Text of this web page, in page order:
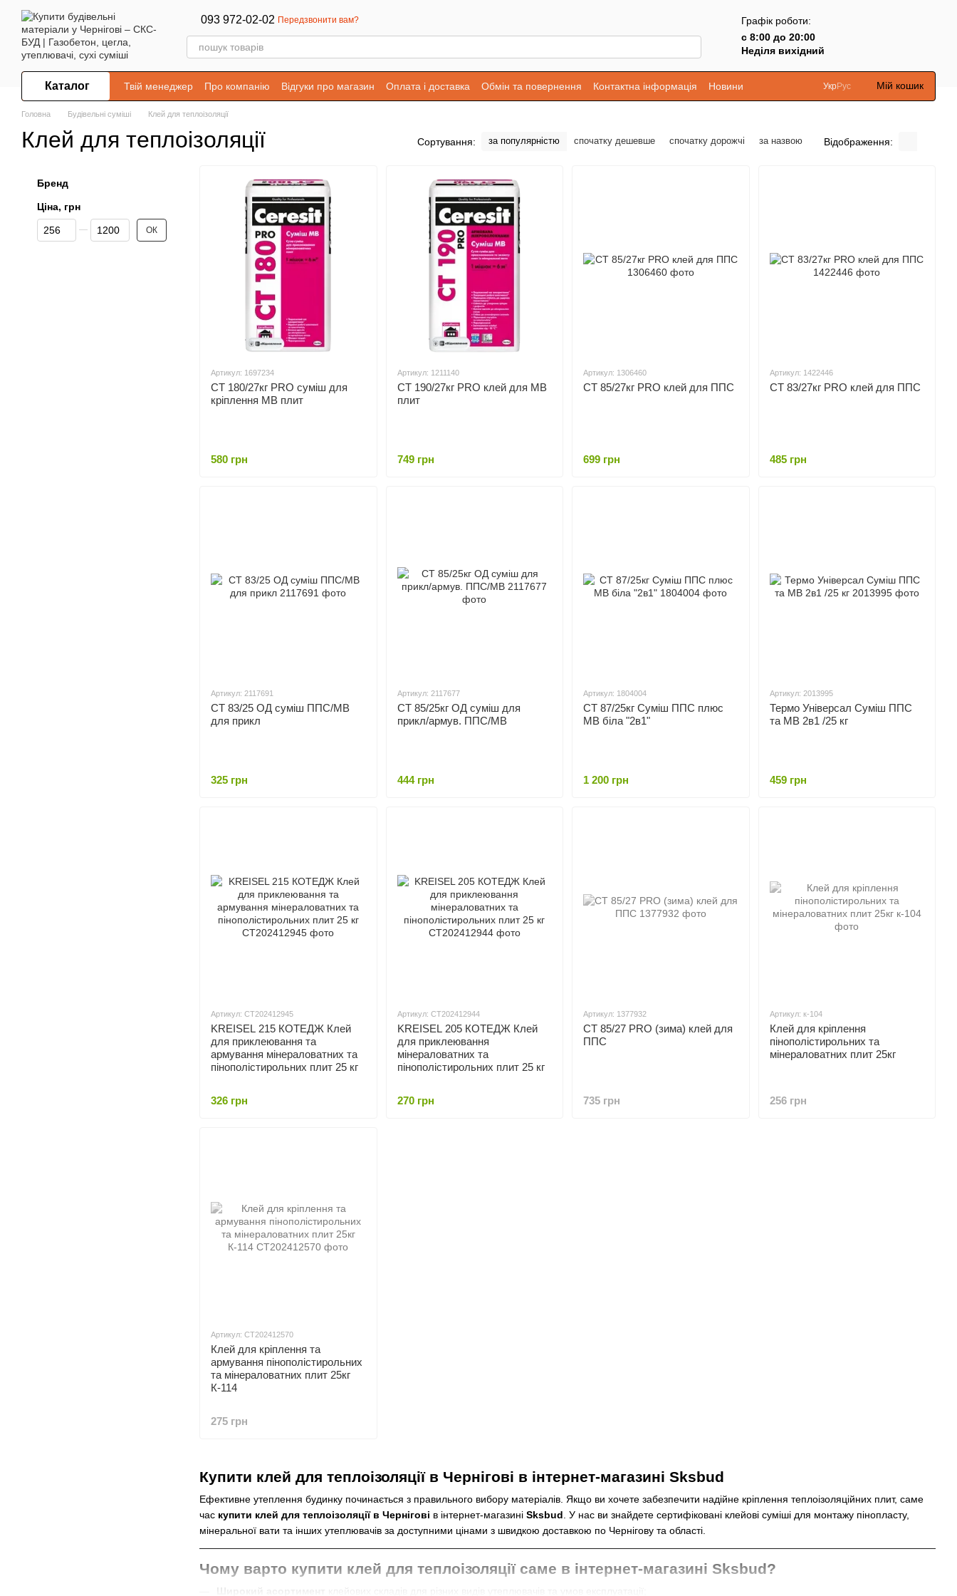
Перейти до основного контенту
093 972-02-02 Передзвонити вам?
Графік роботи:
с 8:00 до 20:00
Неділя вихідний
Каталог Твій менеджер Про компанію Відгуки про магазин Оплата і доставка Обмін та повернення Контактна інформація Новини УкрРус Мій кошик
Головна Будівельні суміші Клей для теплоізоляції
Клей для теплоізоляції Сортування: за популярністю спочатку дешевше спочатку дорожчі за назвою Відображення:
Купити клей для теплоізоляції в Чернігові в інтернет-магазині Sksbud
Ефективне утеплення будинку починається з правильного вибору матеріалів. Якщо ви хочете забезпечити надійне кріплення теплоізоляційних плит, саме
час купити клей для теплоізоляції в Чернігові в інтернет-магазині Sksbud . У нас ви знайдете сертифіковані клейові суміші для монтажу пінопласту,
мінеральної вати та інших утеплювачів за доступними цінами з швидкою доставкою по Чернігову та області.
Чому варто купити клей для теплоізоляції саме в інтернет-магазині Sksbud?
Широкий асортимент
клейових складів для різних видів утеплювачів та умов експлуатації;
Артикул: 1697234
СТ 180/27кг PRO суміш для
кріплення МВ плит
580 грн
Артикул: 1211140
СТ 190/27кг PRO клей для МВ
плит
749 грн
Артикул: 1306460
СТ 85/27кг PRO клей для ППС
699 грн
Артикул: 1422446
СТ 83/27кг PRO клей для ППС
485 грн
Артикул: 2117691
СТ 83/25 ОД суміш ППС/МВ
для прикл
325 грн
Артикул: 2117677
СТ 85/25кг ОД суміш для
прикл/армув. ППС/МВ
444 грн
Артикул: 1804004
СТ 87/25кг Суміш ППС плюс
МВ біла "2в1"
1 200 грн
Артикул: 2013995
Термо Універсал Суміш ППС
та МВ 2в1 /25 кг
459 грн
Артикул: СТ202412945
KREISEL 215 КОТЕДЖ Клей
для приклеювання та
армування мінераловатних та
пінополістирольних плит 25 кг
326 грн
Артикул: СТ202412944
KREISEL 205 КОТЕДЖ Клей
для приклеювання
мінераловатних та
пінополістирольних плит 25 кг
270 грн
Артикул: 1377932
СТ 85/27 PRO (зима) клей для
ППС
735 грн
Артикул: к-104
Клей для кріплення
пінополістирольних та
мінераловатних плит 25кг
256 грн
Артикул: СТ202412570
Клей для кріплення та
армування пінополістирольних
та мінераловатних плит 25кг
К-114
275 грн
Бренд
Ціна, грн
Від Ціна, грн
До Ціна, грн ОК